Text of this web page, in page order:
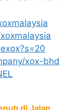
xox-bhd